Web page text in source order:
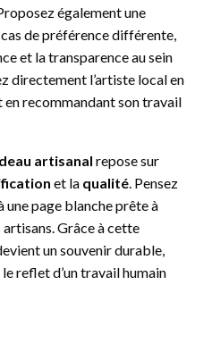
Proposez également une
de préférence différente,
et la transparence au sein
directement l’artiste local en
recommandant son travail
artisanal repose sur
et la qualité . Pensez
une page blanche prête à
Grâce à cette
un souvenir durable,
reflet d’un travail humain